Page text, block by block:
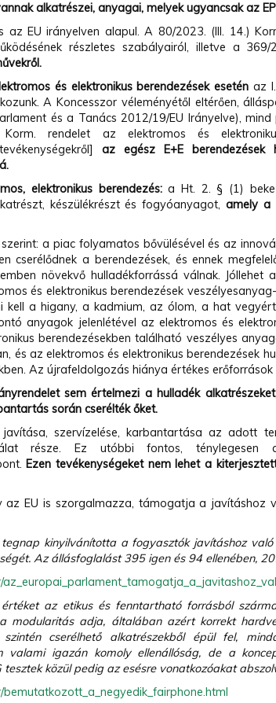
alkatrészei, anyagai, melyek ugyancsak az
EU irányelven alapul. A 80/2023. (III. 14.)
részletes szabályairól, illetve a
és elektronikus berendezésekesetén az
A Koncesszor véleményétől eltérően,
és a Tanács 2012/19/EU Irányelve),
rendelet az elektromos és
az egész E+E
elektronikus berendezés: a Ht. 2. § (1)
készülékrészt és fogyóanyagot, amely a
a piac folyamatos bővülésével és az
cserélődnek a berendezések, és ennek
növekvő hulladékforrássá válnak. Jóllehet
és elektronikus berendezések
kell a higany, a kadmium, az ólom, a hat
anyagok jelenlétével az elektromos és
berendezésekben található veszélyes
és az elektromos és elektronikus berendezések
Az újrafeldolgozás hiánya értékes erőforrások
sem értelmezi a hulladék
során cserélték őket.
szervízelése, karbantartása az adott
része. Ez utóbbi fontos, ténylegesen a
Ezen tevékenységeket nem lehet a
az EU is szorgalmazza, támogatja a javításhoz
tegnap kinyilvánította a fogyasztók javításhoz
Az állásfoglalást 395 igen és 94 ellenében,
az etikus és fenntartható forrásból
modularitás adja, általában azért korrekt
cserélhető alkatrészekből épül fel,
valami igazán komoly ellenállóság, de a
közül pedig az esésre vonatkozóakat
bemutatkozott_a_negyedik_fairphone.html